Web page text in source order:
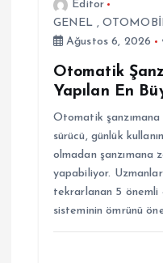
Editor
GENEL ,
Ağustos 6, 2026
Otomatik
Yapılan En
Otomatik
sürücü, günlük
olmadan
yapabiliyor.
tekrarlanan 5 önemli
sisteminin ömrünü